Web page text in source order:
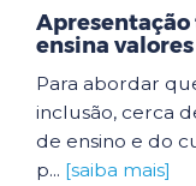
Apresentação
ensina
Para abordar
inclusão, cerca
de ensino e do
p... [saiba mais]